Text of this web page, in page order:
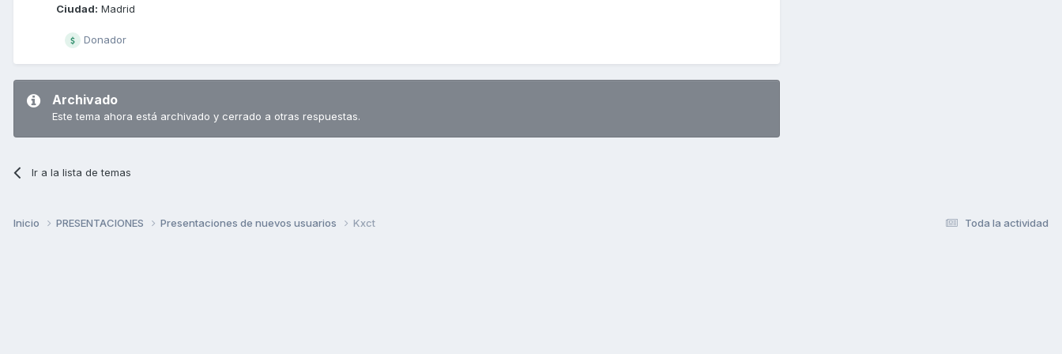
Ciudad: Madrid
Donador
Archivado
Este tema ahora está archivado y cerrado a otras respuestas.
Ir a la lista de temas
Toda la actividad
Inicio PRESENTACIONES Presentaciones de nuevos usuarios Kxct